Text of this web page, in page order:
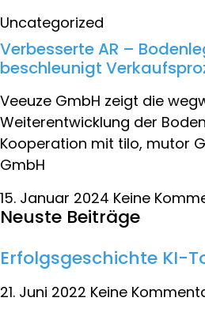
Uncategorized
Verbesserte AR –
beschleunigt
Veeuze GmbH zeigt die
Weiterentwicklung der
Kooperation mit tilo, mutor
GmbH
15. Januar 2024 Keine
Neuste Beiträge
Erfolgsgeschichte KI-
21. Juni 2022 Keine